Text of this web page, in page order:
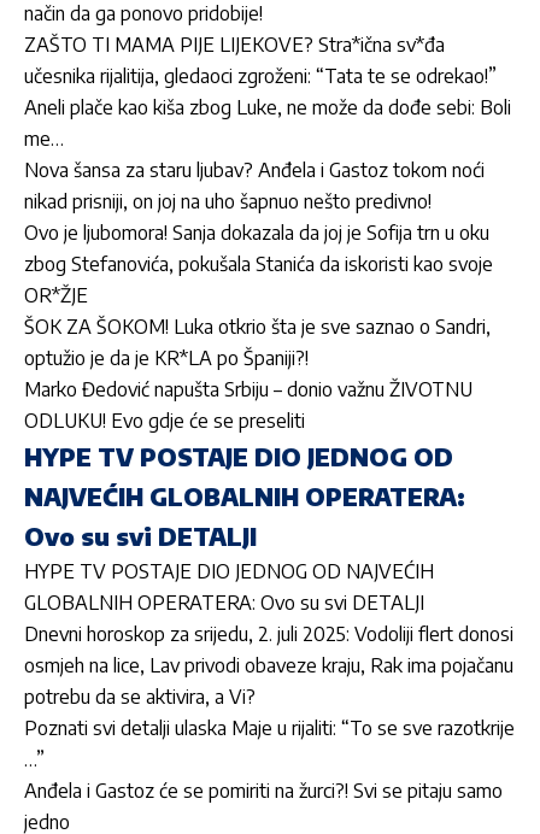
način da ga ponovo pridobije!
ZAŠTO TI MAMA PIJE LIJEKOVE? Stra*ična sv*đa
učesnika rijalitija, gledaoci zgroženi: “Tata te se odrekao!”
Aneli plače kao kiša zbog Luke, ne može da dođe sebi: Boli
me…
Nova šansa za staru ljubav? Anđela i Gastoz tokom noći
nikad prisniji, on joj na uho šapnuo nešto predivno!
Ovo je ljubomora! Sanja dokazala da joj je Sofija trn u oku
zbog Stefanovića, pokušala Stanića da iskoristi kao svoje
OR*ŽJE
ŠOK ZA ŠOKOM! Luka otkrio šta je sve saznao o Sandri,
optužio je da je KR*LA po Španiji?!
Marko Đedović napušta Srbiju – donio važnu ŽIVOTNU
ODLUKU! Evo gdje će se preseliti
HYPE TV POSTAJE DIO JEDNOG OD
NAJVEĆIH GLOBALNIH OPERATERA:
Ovo su svi DETALJI
HYPE TV POSTAJE DIO JEDNOG OD NAJVEĆIH
GLOBALNIH OPERATERA: Ovo su svi DETALJI
Dnevni horoskop za srijedu, 2. juli 2025: Vodoliji flert donosi
osmjeh na lice, Lav privodi obaveze kraju, Rak ima pojačanu
potrebu da se aktivira, a Vi?
Poznati svi detalji ulaska Maje u rijaliti: “To se sve razotkrije
…”
Anđela i Gastoz će se pomiriti na žurci?! Svi se pitaju samo
jedno